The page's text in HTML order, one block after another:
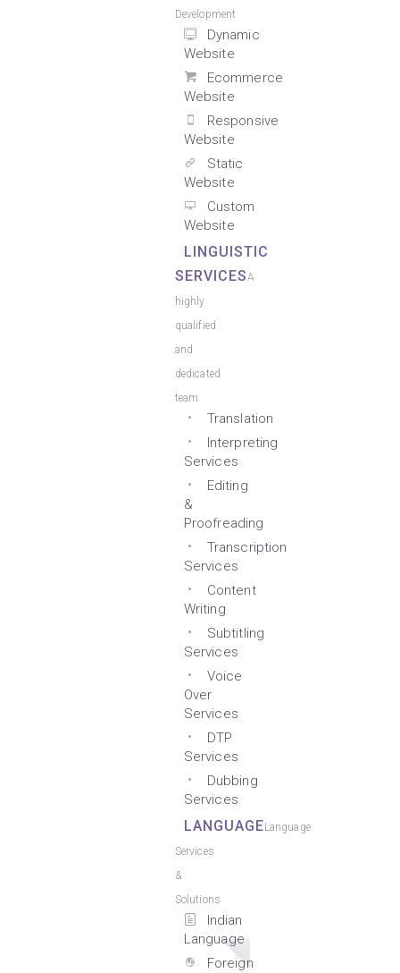
Development
Dynamic
Website
Ecommerce
Website
Responsive
Website
Static
Website
Custom
Website
LINGUISTIC
SERVICESA
highly
qualified
and
dedicated
team
Translation
Interpreting
Services
Editing
&
Proofreading
Transcription
Services
Content
Writing
Subtitling
Services
Voice
Over
Services
DTP
Services
Dubbing
Services
LANGUAGELanguage
Services
&
Solutions
Indian
Language
Foreign